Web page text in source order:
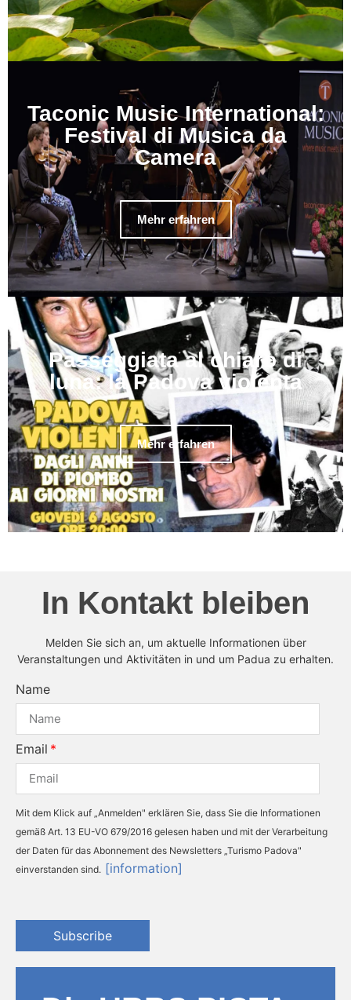
Taconic Music International:
Festival di Musica da
Camera
Mehr erfahren
Passeggiata al chiaro di
luna: la Padova violenta
Mehr erfahren
In Kontakt bleiben
Melden Sie sich an, um aktuelle Informationen über
Veranstaltungen und Aktivitäten in und um Padua zu erhalten.
Name
Email
Mit dem Klick auf „Anmelden" erklären Sie, dass Sie die Informationen
gemäß Art. 13 EU-VO 679/2016 gelesen haben und mit der Verarbeitung
der Daten für das Abonnement des Newsletters „Turismo Padova"
einverstanden sind. [information]
Subscribe